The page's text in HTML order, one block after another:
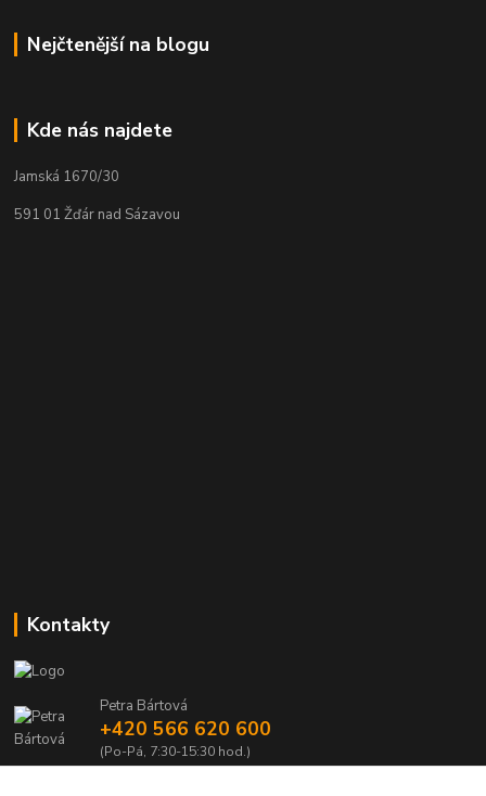
Nejčtenější na blogu
Kde nás najdete
Jamská 1670/30
591 01 Žďár nad Sázavou
Kontakty
Petra Bártová
+420 566 620 600
(Po-Pá, 7:30-15:30 hod.)